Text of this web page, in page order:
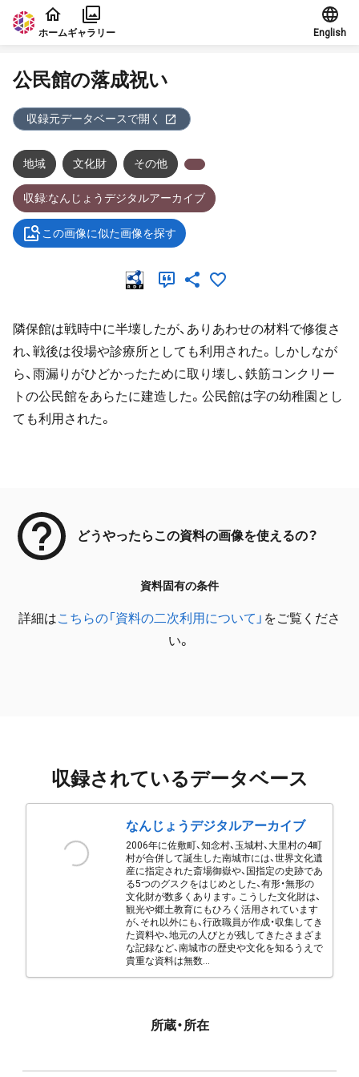
本文に飛ぶ
ホームギャラリー English
公民館の落成祝い
収録元データベースで開く
地域 文化財 その他
収録:なんじょうデジタルアーカイブ
この画像に似た画像を探す
隣保館は戦時中に半壊したが、ありあわせの材料で修復さ
れ、戦後は役場や診療所としても利用された。しかしなが
ら、雨漏りがひどかったために取り壊し、鉄筋コンクリー
トの公民館をあらたに建造した。公民館は字の幼稚園とし
ても利用された。
どうやったらこの資料の画像を使えるの？
資料固有の条件
詳細はこちらの「資料の二次利用について」 をご覧くださ
い。
収録されているデータベース
なんじょうデジタルアーカイブ
2006年に佐敷町、知念村、玉城村、大里村の4町
村が合併して誕生した南城市には、世界文化遺
産に指定された斎場御嶽や、国指定の史跡であ
る5つのグスクをはじめとした、有形・無形の
文化財が数多くあります。こうした文化財は、
観光や郷土教育にもひろく活用されています
が、それ以外にも、行政職員が作成・収集してき
た資料や、地元の人びとが残してきたさまざま
な記録など、南城市の歴史や文化を知るうえで
貴重な資料は無数...
所蔵・所在